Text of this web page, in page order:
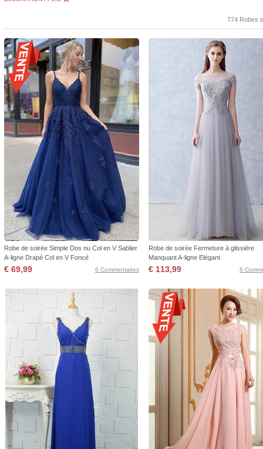
774 Robes
Robe de soirée Simple Dos nu Col en V Sablier
A-ligne Drapé Col en V Foncé
€ 69,99 6 Commentaires
Robe de soirée Fermeture à glissière
Manquant A-ligne Elégant
€ 113,99 6